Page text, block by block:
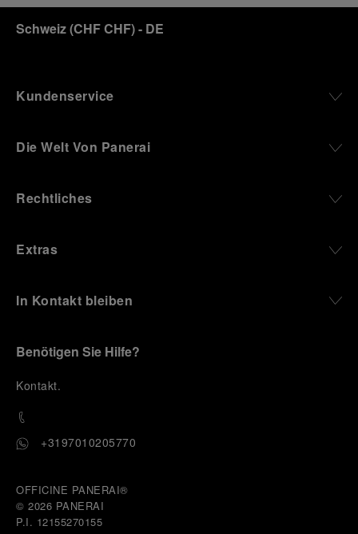
Schweiz(CHF CHF)- DE
Kundenservice
Die Welt Von Panerai
Rechtliches
Extras
In Kontakt bleiben
Benötigen Sie Hilfe?
Kontakt.
+3197010205770
OFFICINE PANERAI®
© 2026 PANERAI
P.I. 12155270155